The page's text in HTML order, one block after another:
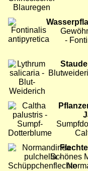
Bild
-
Bild
Bild
Bild
Schönes